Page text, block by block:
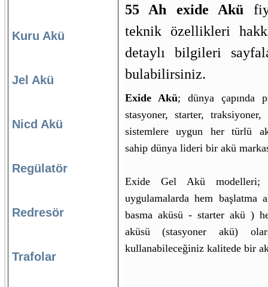
Kuru Akü
Jel Akü
Nicd Akü
Regülatör
Redresör
Trafolar
55 Ah exide Akü
teknik özellikleri
detaylı bilgileri
bulabilirsiniz.
Exide Akü; dünya çapında
stasyoner, starter,
sistemlere uygun her türlü
sahip dünya lideri bir akü
Exide Gel Akü modelleri;
uygulamalarda hem başlatma
basma aküsü - starter akü )
aküsü (stasyoner akü)
kullanabileceğiniz kalitede bir